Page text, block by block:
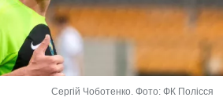
Казино
Сергій Чоботенко. Фото: ФК Полісся